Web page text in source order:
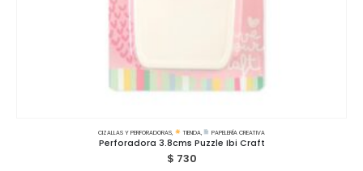
CIZALLAS Y PERFORADORAS, TIENDA, PAPELERÍA CREATIVA
Perforadora 3.8cms Puzzle Ibi Craft
$ 730